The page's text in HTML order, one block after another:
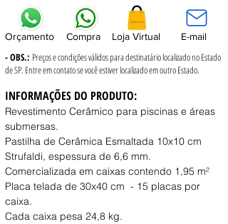
Orçamento Compra Loja Virtual E-mail
- OBS.: Preços e condições válidos para destinatário localizado no Estado
de SP. Entre em contato se você estiver localizado em outro Estado.
INFORMAÇÕES DO PRODUTO:
Revestimento Cerâmico para piscinas e áreas
submersas.
Pastilha de Cerâmica Esmaltada 10x10 cm
Strufaldi, espessura de 6,6 mm.
Comercializada em caixas contendo 1,95 m²
Placa telada de 30x40 cm  - 15 placas por
caixa.
Cada caixa pesa 24,8 kg.